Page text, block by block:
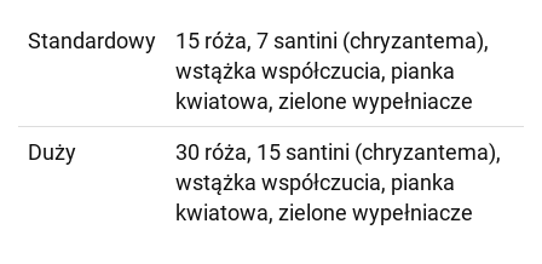
Standardowy
15 róża, 7 santini (chryzantema),
wstążka współczucia, pianka
kwiatowa, zielone wypełniacze
Duży
30 róża, 15 santini (chryzantema),
wstążka współczucia, pianka
kwiatowa, zielone wypełniacze